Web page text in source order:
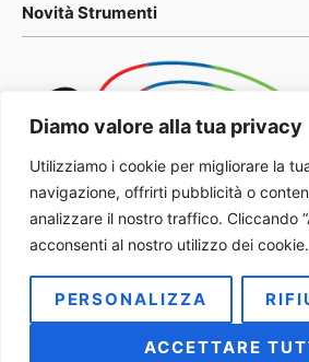
Diamo valore alla tua privacy
Utilizziamo i cookie per migliorare la
navigazione, offrirti pubblicità o
analizzare il nostro traffico. Cliccando
acconsenti al nostro utilizzo dei cookie.
PERSONALIZZA
ACCETTARE
Novità Strumenti
2026 METALOG